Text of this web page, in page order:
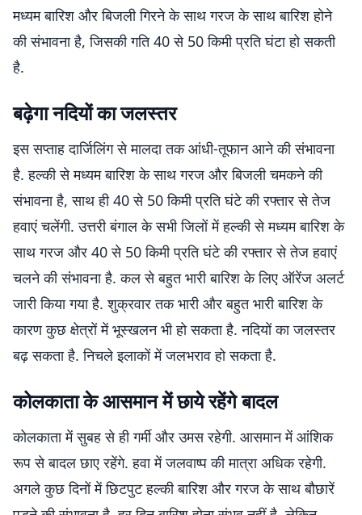
मध्यम बारिश और बिजली गिरने के साथ गरज के साथ बारिश होने
की संभावना है, जिसकी गति 40 से 50 किमी प्रति घंटा हो सकती
है.
बढ़ेगा नदियों का जलस्तर
इस सप्ताह दार्जिलिंग से मालदा तक आंधी-तूफान आने की संभावना
है. हल्की से मध्यम बारिश के साथ गरज और बिजली चमकने की
संभावना है, साथ ही 40 से 50 किमी प्रति घंटे की रफ्तार से तेज
हवाएं चलेंगी. उत्तरी बंगाल के सभी जिलों में हल्की से मध्यम बारिश के
साथ गरज और 40 से 50 किमी प्रति घंटे की रफ्तार से तेज हवाएं
चलने की संभावना है. कल से बहुत भारी बारिश के लिए ऑरेंज अलर्ट
जारी किया गया है. शुक्रवार तक भारी और बहुत भारी बारिश के
कारण कुछ क्षेत्रों में भूस्खलन भी हो सकता है. नदियों का जलस्तर
बढ़ सकता है. निचले इलाकों में जलभराव हो सकता है.
कोलकाता के आसमान में छाये रहेंगे बादल
कोलकाता में सुबह से ही गर्मी और उमस रहेगी. आसमान में आंशिक
रूप से बादल छाए रहेंगे. हवा में जलवाष्प की मात्रा अधिक रहेगी.
अगले कुछ दिनों में छिटपुट हल्की बारिश और गरज के साथ बौछारें